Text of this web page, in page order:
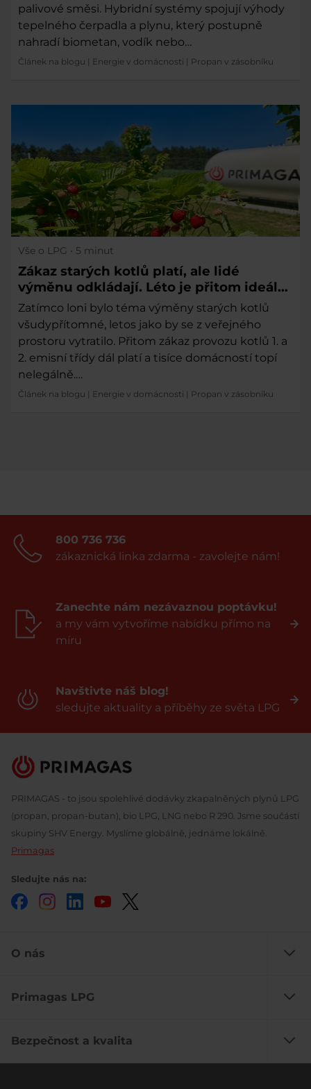
palivové směsi. Hybridní systémy spojují výhody
tepelného čerpadla a plynu, který postupně
nahradí biometan, vodík nebo…
Článek na blogu | Energie v domácnosti | Propan v zásobníku
Vše o LPG • 5 minut
Zákaz starých kotlů platí, ale lidé
výměnu odkládají. Léto je přitom ideální
čas
Zatímco loni bylo téma výměny starých kotlů
všudypřítomné, letos jako by se z veřejného
prostoru vytratilo. Přitom zákaz provozu kotlů 1. a
2. emisní třídy dál platí a tisíce domácností topí
nelegálně.…
Článek na blogu | Energie v domácnosti | Propan v zásobníku
800 736 736
zákaznická linka zdarma - zavolejte nám!
Zanechte nám nezávaznou poptávku!
a my vám vytvoříme nabídku přímo na
míru
Navštivte náš blog!
sledujte aktuality a příběhy ze světa LPG
PRIMAGAS - to jsou spolehlivé dodávky zkapalněných plynů LPG
(propan, propan-butan), bio LPG, LNG nebo R 290. Jsme součástí
skupiny SHV Energy. Myslíme globálně, jednáme lokálně.
Primagas
Sledujte nás na:
FacebookInstagramLinkedInYouTube
O nás
Primagas LPG
Bezpečnost a kvalita